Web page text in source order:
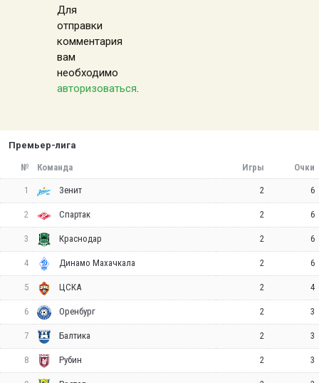
Для
отправки
комментария
вам
необходимо
авторизоваться.
Премьер-лига
№ Команда Игры Очки
1 Зенит 2 6
2 Спартак 2 6
3 Краснодар 2 6
4 Динамо Махачкала 2 6
5 ЦСКА 2 4
6 Оренбург 2 3
7 Балтика 2 3
8 Рубин 2 3